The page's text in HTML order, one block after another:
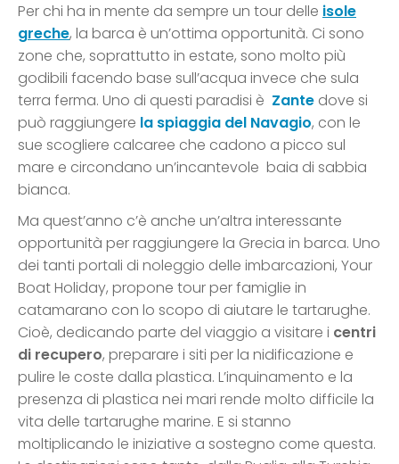
Per chi ha in mente da sempre un tour delle isole
greche, la barca è un’ottima opportunità. Ci sono
zone che, soprattutto in estate, sono molto più
godibili facendo base sull’acqua invece che sula
terra ferma. Uno di questi paradisi è Zante dove si
può raggiungere la spiaggia del Navagio, con le
sue scogliere calcaree che cadono a picco sul
mare e circondano un’incantevole baia di sabbia
bianca.
Ma quest’anno c’è anche un’altra interessante
opportunità per raggiungere la Grecia in barca. Uno
dei tanti portali di noleggio delle imbarcazioni, Your
Boat Holiday, propone tour per famiglie in
catamarano con lo scopo di aiutare le tartarughe.
Cioè, dedicando parte del viaggio a visitare i centri
di recupero, preparare i siti per la nidificazione e
pulire le coste dalla plastica. L’inquinamento e la
presenza di plastica nei mari rende molto difficile la
vita delle tartarughe marine. E si stanno
moltiplicando le iniziative a sostegno come questa.